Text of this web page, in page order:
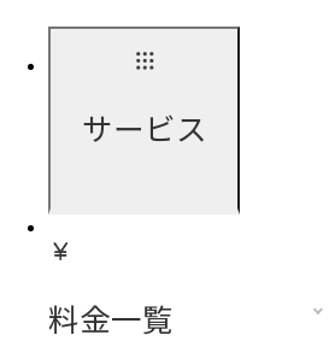
サービス
料金一覧